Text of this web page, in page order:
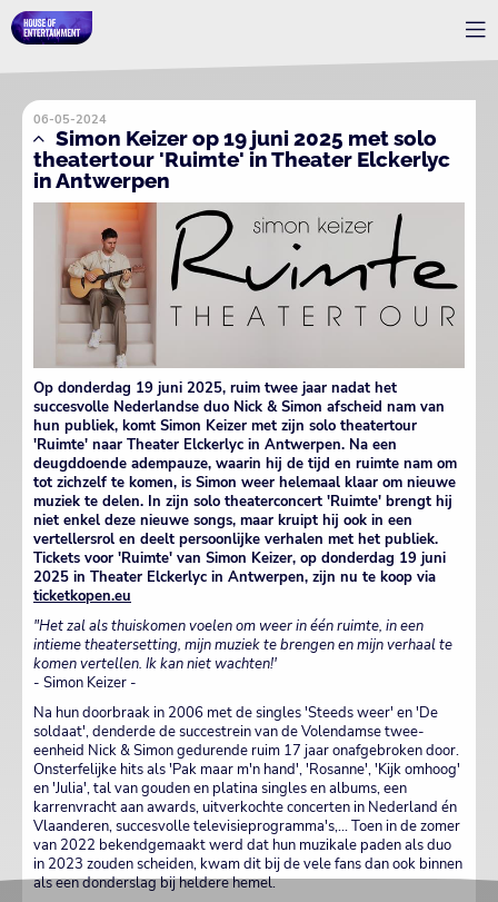
06-05-2024
Simon Keizer op 19 juni 2025 met solo
theatertour 'Ruimte' in Theater Elckerlyc
in Antwerpen
Op donderdag 19 juni 2025, ruim twee jaar nadat het
succesvolle Nederlandse duo Nick & Simon afscheid nam van
hun publiek, komt Simon Keizer met zijn solo theatertour
'Ruimte' naar Theater Elckerlyc in Antwerpen. Na een
deugddoende adempauze, waarin hij de tijd en ruimte nam om
tot zichzelf te komen, is Simon weer helemaal klaar om nieuwe
muziek te delen. In zijn solo theaterconcert 'Ruimte' brengt hij
niet enkel deze nieuwe songs, maar kruipt hij ook in een
vertellersrol en deelt persoonlijke verhalen met het publiek.
Tickets voor 'Ruimte' van Simon Keizer, op donderdag 19 juni
2025 in Theater Elckerlyc in Antwerpen, zijn nu te koop via
ticketkopen.eu
"Het zal als thuiskomen voelen om weer in één ruimte, in een
intieme theatersetting, mijn muziek te brengen en mijn verhaal te
komen vertellen. Ik kan niet wachten!'
- Simon Keizer -
Na hun doorbraak in 2006 met de singles 'Steeds weer' en 'De
soldaat', denderde de succestrein van de Volendamse twee-
eenheid Nick & Simon gedurende ruim 17 jaar onafgebroken door.
Onsterfelijke hits als 'Pak maar m'n hand', 'Rosanne', 'Kijk omhoog'
en 'Julia', tal van gouden en platina singles en albums, een
karrenvracht aan awards, uitverkochte concerten in Nederland én
Vlaanderen, succesvolle televisieprogramma's,... Toen in de zomer
van 2022 bekendgemaakt werd dat hun muzikale paden als duo
in 2023 zouden scheiden, kwam dit bij de vele fans dan ook binnen
als een donderslag bij heldere hemel.